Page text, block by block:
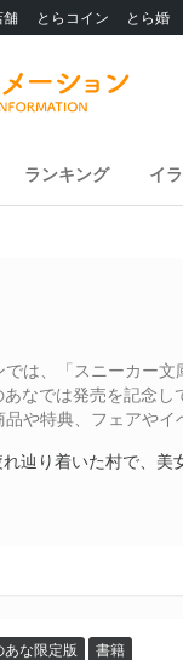
舗 とらコイン とら婚
ランキング イ
は、「スニーカー
なでは発売を記念
や特典、フェアや
辿り着いた村で、美
あな限定版 書籍